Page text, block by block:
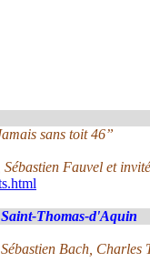
sans toit 46”
Fauvel et
Saint-Thomas-d'Aquin
Bach, Charles